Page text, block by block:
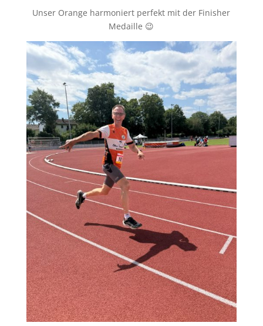
Unser Orange harmoniert perfekt mit der Finisher
Medaille 😉